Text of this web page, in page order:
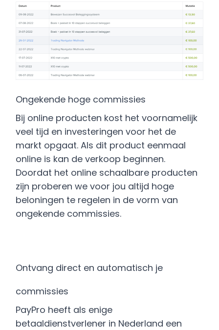
Ongekende hoge commissies
Bij online producten kost het voornamelijk
veel tijd en investeringen voor het de
markt opgaat. Als dit product eenmaal
online is kan de verkoop beginnen.
Doordat het online schaalbare producten
zijn proberen we voor jou altijd hoge
beloningen te regelen in de vorm van
ongekende commissies.
Ontvang direct en automatisch je
commissies
PayPro heeft als enige
betaaldienstverlener in Nederland een